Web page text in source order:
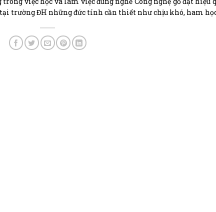
trường ĐH những đức tính cần thiết như chịu khó, ham